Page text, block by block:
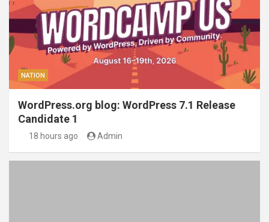
NATION
WordPress.org blog: WordPress 7.1 Release
Candidate 1
18 hours ago Admin